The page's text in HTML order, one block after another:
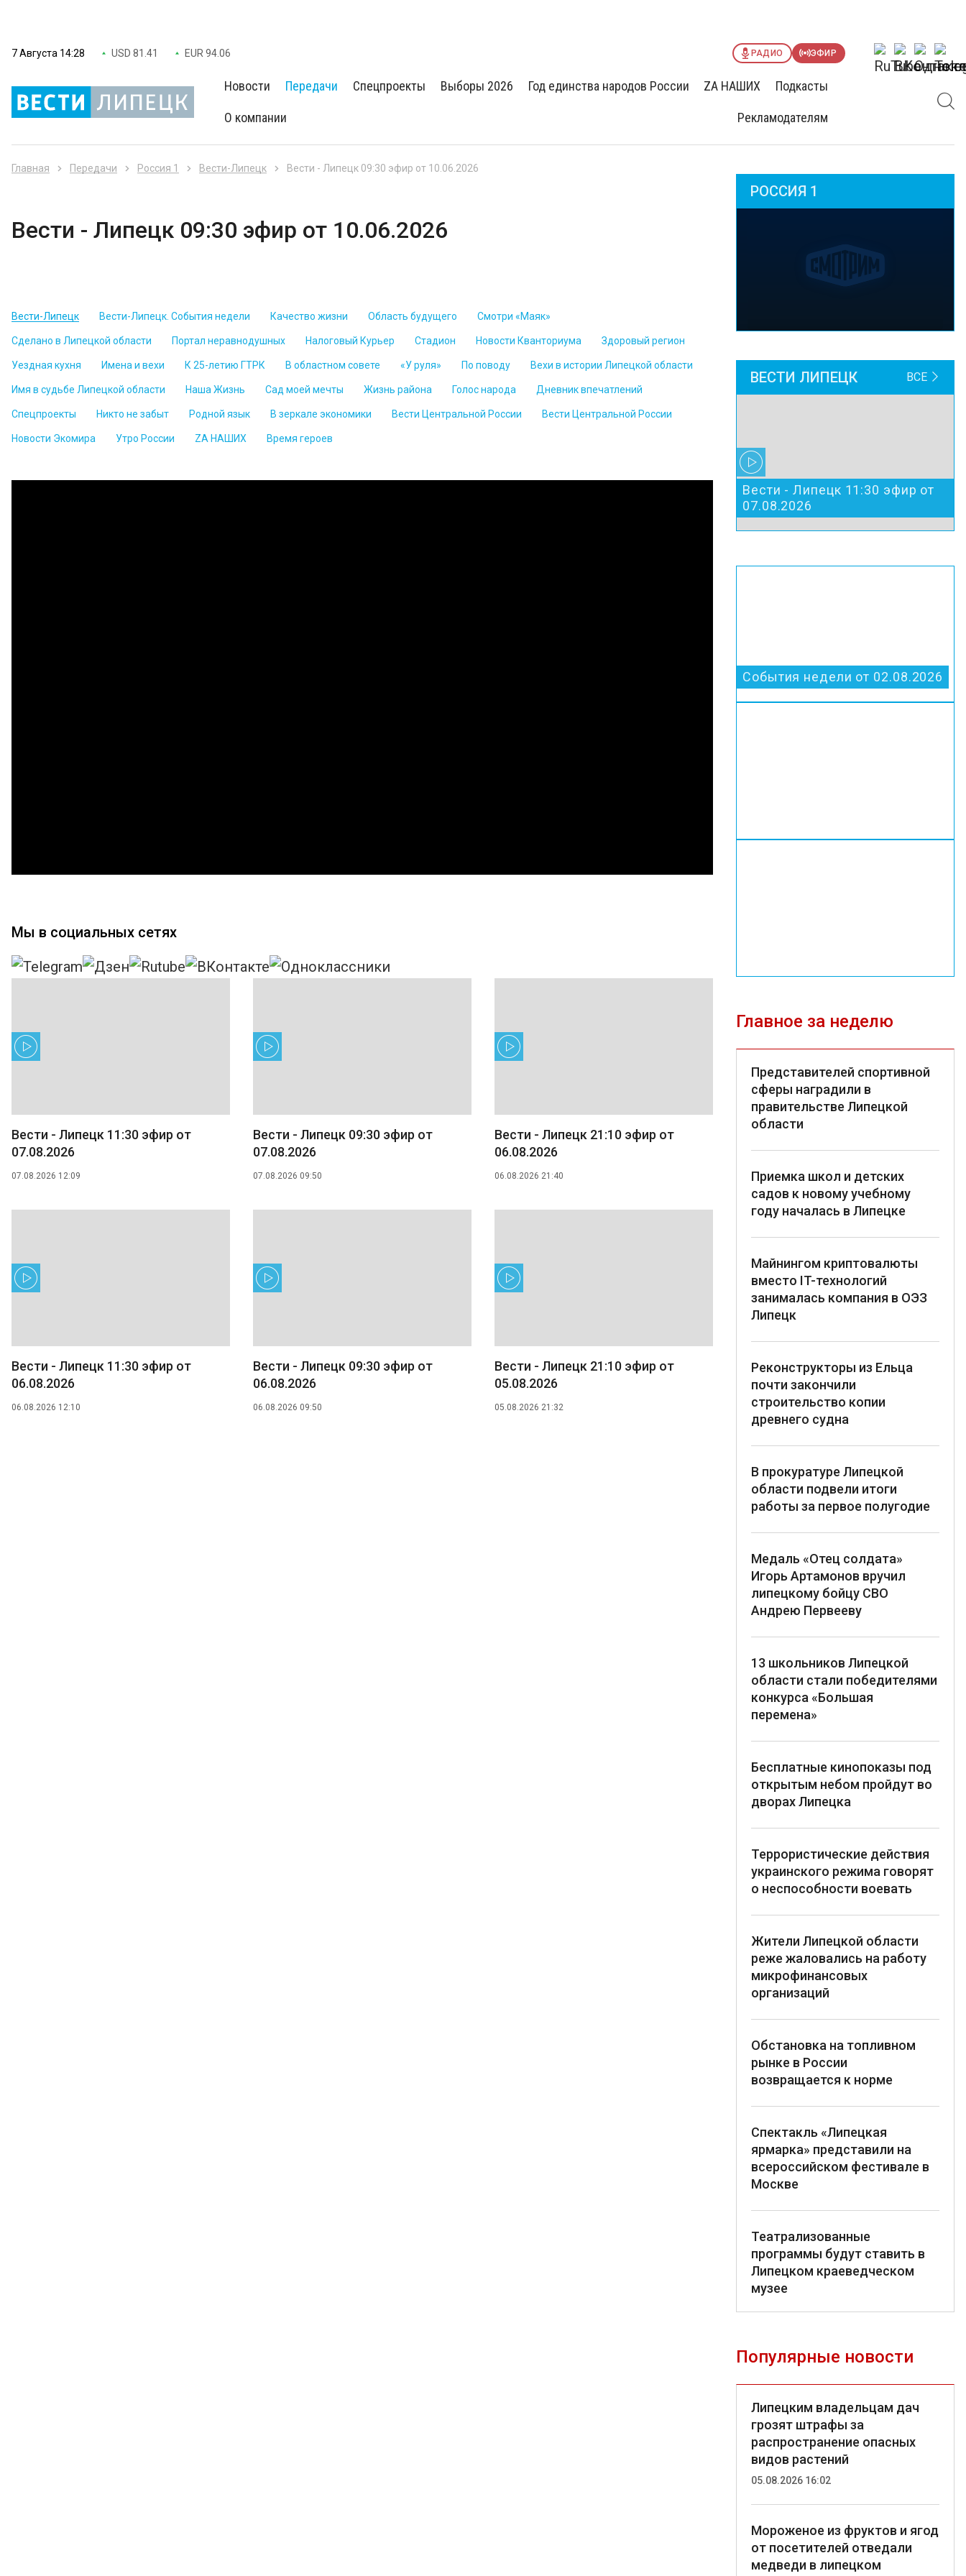
7 Августа 14:28 USD 81.41 EUR 94.06 РАДИО ЭФИР
Новости Передачи Спецпроекты Выборы 2026 Год единства народов России ZА НАШИХ Подкасты
О компании Рекламодателям
Главная Передачи Россия 1 Вести-Липецк Вести - Липецк 09:30 эфир от 10.06.2026
Вести - Липецк 09:30 эфир от 10.06.2026
Вести-Липецк Вести-Липецк. События недели Качество жизни Область будущего Смотри «Маяк»
Сделано в Липецкой области Портал неравнодушных Налоговый Курьер Стадион Новости Кванториума Здоровый регион
Уездная кухня Имена и вехи К 25-летию ГТРК В областном совете «У руля» По поводу Вехи в истории Липецкой области
Имя в судьбе Липецкой области Наша Жизнь Сад моей мечты Жизнь района Голос народа Дневник впечатлений
Спецпроекты Никто не забыт Родной язык В зеркале экономики Вести Центральной России Вести Центральной России
Новости Экомира Утро России ZА НАШИХ Время героев
Мы в социальных сетях
Вести - Липецк 11:30 эфир от
07.08.2026
07.08.2026 12:09
Вести - Липецк 09:30 эфир от
07.08.2026
07.08.2026 09:50
Вести - Липецк 21:10 эфир от
06.08.2026
06.08.2026 21:40
Вести - Липецк 11:30 эфир от
06.08.2026
06.08.2026 12:10
Вести - Липецк 09:30 эфир от
06.08.2026
06.08.2026 09:50
Вести - Липецк 21:10 эфир от
05.08.2026
05.08.2026 21:32
РОССИЯ 1
ВЕСТИ ЛИПЕЦК ВСЕ
Вести - Липецк 11:30 эфир от
07.08.2026
События недели от 02.08.2026
Главное за неделю
Представителей спортивной
сферы наградили в
правительстве Липецкой
области
Приемка школ и детских
садов к новому учебному
году началась в Липецке
Майнингом криптовалюты
вместо IT-технологий
занималась компания в ОЭЗ
Липецк
Реконструкторы из Ельца
почти закончили
строительство копии
древнего судна
В прокуратуре Липецкой
области подвели итоги
работы за первое полугодие
Медаль «Отец солдата»
Игорь Артамонов вручил
липецкому бойцу СВО
Андрею Первееву
13 школьников Липецкой
области стали победителями
конкурса «Большая
перемена»
Бесплатные кинопоказы под
открытым небом пройдут во
дворах Липецка
Террористические действия
украинского режима говорят
о неспособности воевать
Жители Липецкой области
реже жаловались на работу
микрофинансовых
организаций
Обстановка на топливном
рынке в России
возвращается к норме
Спектакль «Липецкая
ярмарка» представили на
всероссийском фестивале в
Москве
Театрализованные
программы будут ставить в
Липецком краеведческом
музее
Популярные новости
Липецким владельцам дач
грозят штрафы за
распространение опасных
видов растений
05.08.2026 16:02
Мороженое из фруктов и ягод
от посетителей отведали
медведи в липецком